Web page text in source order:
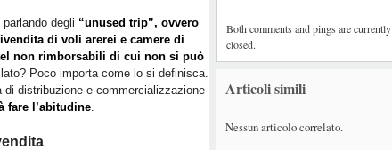
Both comments and pings are currently
closed.
Articoli simili
Nessun articolo correlato.
parlando degli “unused trip”, ovvero
di voli arerei e camere di
non rimborsabili di cui non si può
Poco importa come lo si definisca.
di distribuzione e commercializzazione
fare l’abitudine.